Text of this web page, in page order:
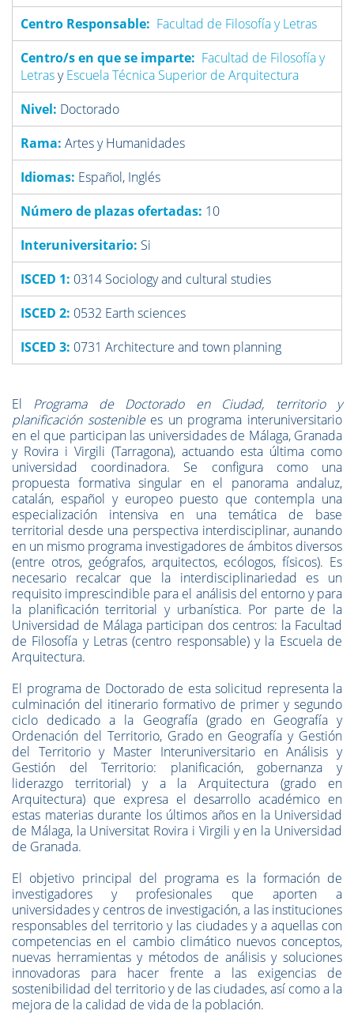
Centro Responsable: Facultad de Filosofía y Letras
Centro/s en que se imparte: Facultad de Filosofía y
LetrasyEscuela Técnica Superior de Arquitectura
Nivel: Doctorado
Rama: Artes y Humanidades
Idiomas: Español, Inglés
Número de plazas ofertadas: 10
Interuniversitario: Si
ISCED 1: 0314 Sociology and cultural studies
ISCED 2: 0532 Earth sciences
ISCED 3: 0731 Architecture and town planning
El Programa de Doctorado en Ciudad, territorio y
planificación sostenible es un programa interuniversitario
en el que participan las universidades de Málaga, Granada
y Rovira i Virgili (Tarragona), actuando esta última como
universidad coordinadora.
Se configura como una
propuesta formativa singular en el panorama andaluz,
catalán, español y europeo puesto que contempla una
especialización intensiva en una temática de base
territorial desde una perspectiva interdisciplinar, aunando
en un mismo programa investigadores de ámbitos diversos
(entre otros, geógrafos, arquitectos, ecólogos, físicos). Es
necesario recalcar que la interdisciplinariedad es un
requisito imprescindible para el análisis del entorno y para
la planificación territorial y urbanística. Por parte de la
Universidad de Málaga participan dos centros: la Facultad
de Filosofía y Letras (centro responsable) y la Escuela de
Arquitectura.
El programa de Doctorado de esta solicitud representa la
culminación del itinerario formativo de primer y segundo
ciclo dedicado a la Geografía (grado en Geografía y
Ordenación del Territorio, Grado en Geografía y Gestión
del Territorio y Master Interuniversitario en Análisis y
Gestión del Territorio: planificación, gobernanza y
liderazgo territorial) y a la Arquitectura (grado en
Arquitectura) que expresa el desarrollo académico en
estas materias durante los últimos años en la Universidad
de Málaga, la Universitat Rovira i Virgili y en la Universidad
de Granada.
El objetivo principal del programa es la formación de
investigadores y profesionales que aporten a
universidades y centros de investigación, a las instituciones
responsables del territorio y las ciudades y a aquellas con
competencias en el cambio climático nuevos conceptos,
nuevas herramientas y métodos de análisis y soluciones
innovadoras para hacer frente a las exigencias de
sostenibilidad del territorio y de las ciudades, así como a la
mejora de la calidad de vida de la población.